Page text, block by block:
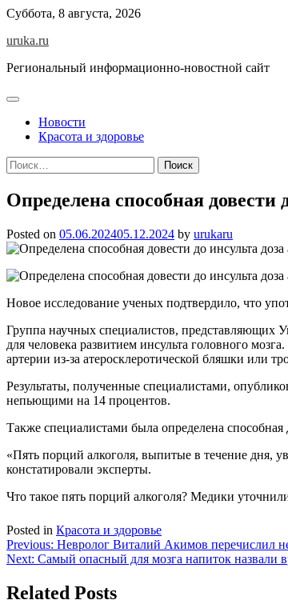
Skip
content
Суббота, 8 августа, 2026
uruka.ru
Региональный информационно-новостной сайт
Новости
Красота и здоровье
Найти:
Определена способная довести
Posted on 05.06.202405.12.2024 by urukaru
Новое исследование ученых подтвердило, что
Группа научных специалистов, представляющих
для человека развитием инсульта головного
артерии из-за атеросклеротической бляшки или
Результаты, полученные специалистами,
непьющими на 14 процентов.
Также специалистами была определена способная
«Пять порций алкоголя, выпитые в течение дня,
констатировали эксперты.
Что такое пять порций алкоголя? Медики
Posted in Красота и здоровье
Навигация
по
записям
Previous: Невролог Виталий Акимов перечислил
Next: Самый опасный для мозга напиток назвали
Related Posts